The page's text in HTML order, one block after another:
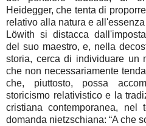
Heidegger, che tenta di
relativo alla natura e
Löwith si distacca
del suo maestro, e, nella
storia, cerca di individuare un
che non necessariamente
che, piuttosto, possa
storicismo relativistico e la
cristiana contemporanea, nel
domanda nietzschiana: “A che